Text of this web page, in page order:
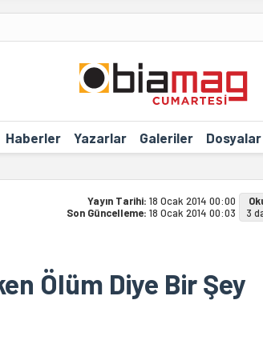
Haberler Yazarlar Galeriler Dosyalar
Yayın Tarihi: 18 Ocak 2014 00:00
Son Güncelleme: 18 Ocak 2014 00:03
3
Ölüm Diye Bir Şey